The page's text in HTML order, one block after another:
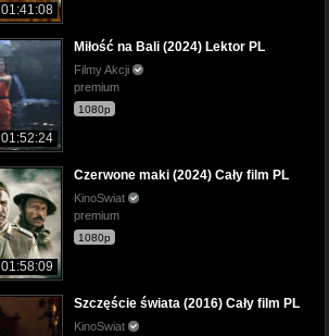
01:41:08
01:52:24
Miłość na Bali (2024) Lektor PL
Filmy Akcji
premium
1080p
01:58:09
Czerwone maki (2024) Cały film PL
KinoSwiat
premium
1080p
Szczęście świata (2016) Cały film PL
KinoSwiat